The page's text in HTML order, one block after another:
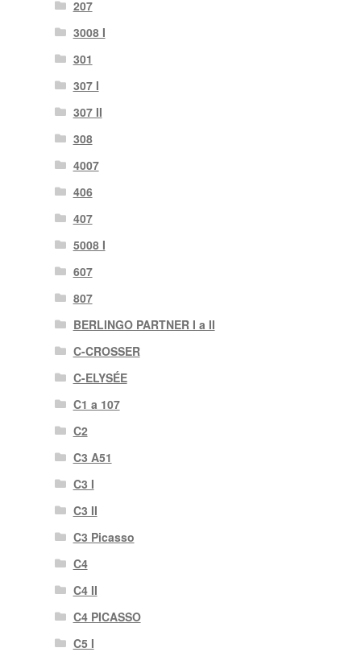
207
3008 I
301
307 I
307 II
308
4007
406
407
5008 I
607
807
BERLINGO PARTNER I a II
C-CROSSER
C-ELYSÉE
C1 a 107
C2
C3 A51
C3 I
C3 II
C3 Picasso
C4
C4 II
C4 PICASSO
C5 I